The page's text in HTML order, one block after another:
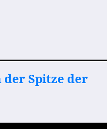
der Spitze der